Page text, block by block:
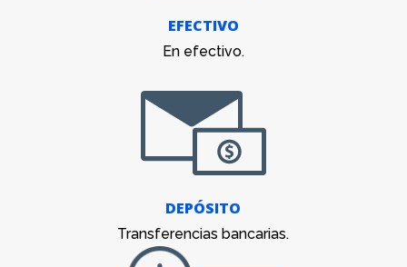
EFECTIVO
En efectivo.
DEPÓSITO
Transferencias bancarias.